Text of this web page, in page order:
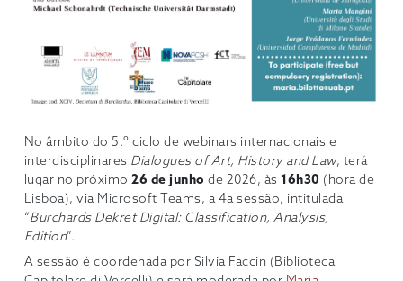
No âmbito do 5.º ciclo de webinars internacionais e
interdisciplinares Dialogues of Art, History and Law, terá
lugar no próximo26 de junho de 2026, às 16h30 (hora de
Lisboa), via Microsoft Teams, a 4a sessão, intitulada
“Burchards Dekret Digital: Classification, Analysis,
Edition”.
A sessão é coordenada por Silvia Faccin (Biblioteca